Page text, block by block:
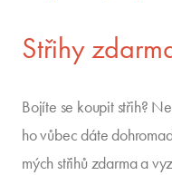
Střihy
Bojíte se koupit střih?
ho vůbec dáte
mých střihů zdarma a